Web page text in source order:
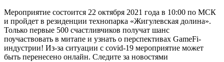
Мероприятие состоится 22 октября 2021 года в 10:00 по МСК
и пройдет в резиденции технопарка «Жигулевская долина».
Только первые 500 счастливчиков получат шанс
поучаствовать в митапе и узнать о перспективах GameFi-
индустрии! Из-за ситуации с covid-19 мероприятие может
быть перенесено онлайн. Следите за новостями